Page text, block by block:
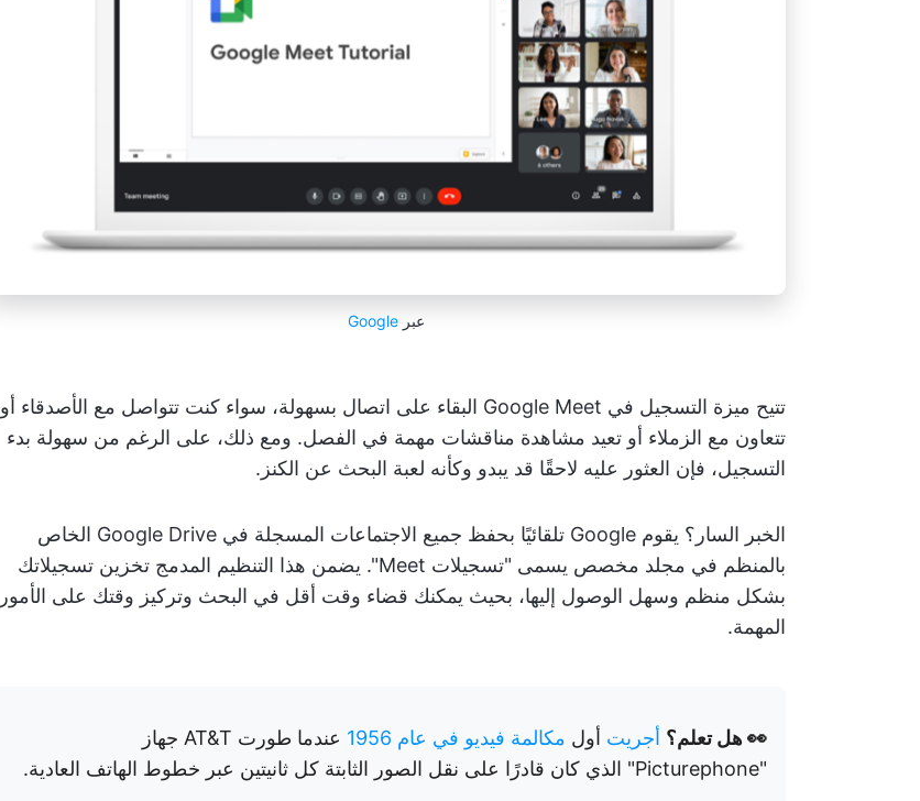
عبر Google
تتيح ميزة التسجيل في Google Meet البقاء على اتصال بسهولة، سواء كنت تتواصل مع الأصدقاء أو
تتعاون مع الزملاء أو تعيد مشاهدة مناقشات مهمة في الفصل. ومع ذلك، على الرغم من سهولة بدء
التسجيل، فإن العثور عليه لاحقًا قد يبدو وكأنه لعبة البحث عن الكنز.
الخبر السار؟ يقوم Google تلقائيًا بحفظ جميع الاجتماعات المسجلة في Google Drive الخاص
بالمنظم في مجلد مخصص يسمى "تسجيلات Meet". يضمن هذا التنظيم المدمج تخزين تسجيلاتك
بشكل منظم وسهل الوصول إليها، بحيث يمكنك قضاء وقت أقل في البحث وتركيز وقتك على الأمور
المهمة.
👀 هل تعلم؟ أجريت أول مكالمة فيديو في عام 1956
عندما طورت AT&T جهاز
"Picturephone" الذي كان قادرًا على نقل الصور الثابتة كل ثانيتين عبر خطوط الهاتف العادية.